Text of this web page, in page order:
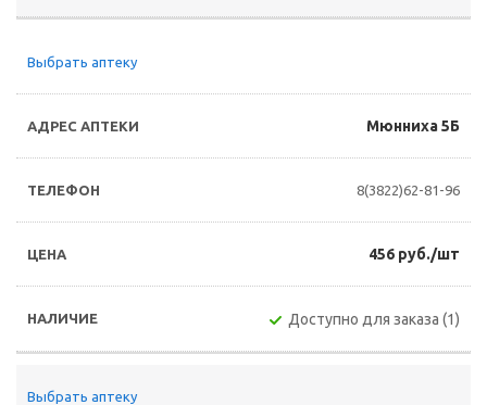
Выбрать аптеку
Мюнниха 5Б
8(3822)62-81-96
456 руб./шт
Доступно для заказа (1)
Выбрать аптеку